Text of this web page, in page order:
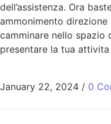
dell’assistenza. Ora
ammonimento
camminare nello spazio
presentare la tua
January 22, 2024 / 0